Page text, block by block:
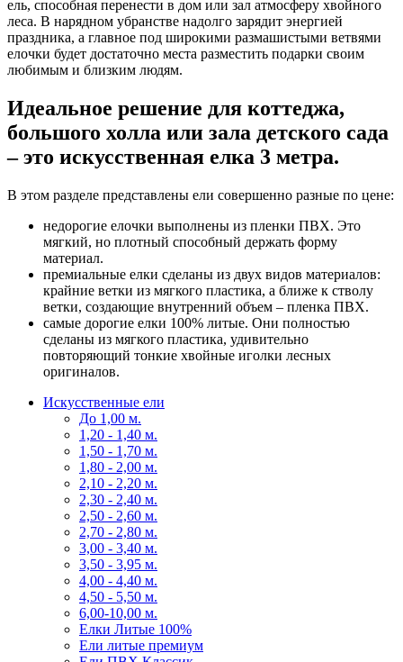
ель, способная перенести в дом или зал атмосферу хвойного
леса. В нарядном убранстве надолго зарядит энергией
праздника, а главное под широкими размашистыми ветвями
елочки будет достаточно места разместить подарки своим
любимым и близким людям.
Идеальное решение для коттеджа,
большого холла или зала детского сада
– это искусственная елка 3 метра.
В этом разделе представлены ели совершенно разные по цене:
недорогие елочки выполнены из пленки ПВХ. Это
мягкий, но плотный способный держать форму
материал.
премиальные елки сделаны из двух видов материалов:
крайние ветки из мягкого пластика, а ближе к стволу
ветки, создающие внутренний объем – пленка ПВХ.
самые дорогие елки 100% литые. Они полностью
сделаны из мягкого пластика, удивительно
повторяющий тонкие хвойные иголки лесных
оригиналов.
Искусственные ели
До 1,00 м.
1,20 - 1,40 м.
1,50 - 1,70 м.
1,80 - 2,00 м.
2,10 - 2,20 м.
2,30 - 2,40 м.
2,50 - 2,60 м.
2,70 - 2,80 м.
3,00 - 3,40 м.
3,50 - 3,95 м.
4,00 - 4,40 м.
4,50 - 5,50 м.
6,00-10,00 м.
Елки Литые 100%
Ели литые премиум